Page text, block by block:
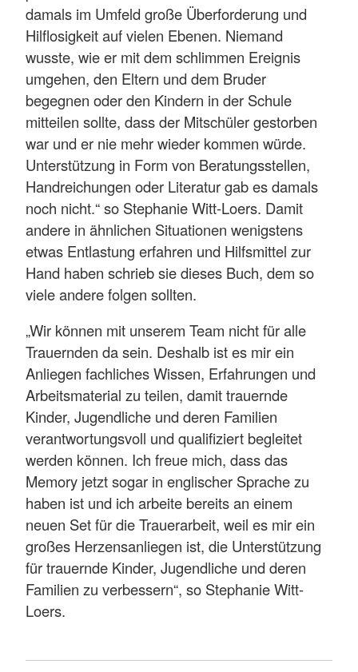
damals im Umfeld große Überforderung und
Hilflosigkeit auf vielen Ebenen. Niemand
wusste, wie er mit dem schlimmen Ereignis
umgehen, den Eltern und dem Bruder
begegnen oder den Kindern in der Schule
mitteilen sollte, dass der Mitschüler gestorben
war und er nie mehr wieder kommen würde.
Unterstützung in Form von Beratungsstellen,
Handreichungen oder Literatur gab es damals
noch nicht.“ so Stephanie Witt-Loers. Damit
andere in ähnlichen Situationen wenigstens
etwas Entlastung erfahren und Hilfsmittel zur
Hand haben schrieb sie dieses Buch, dem so
viele andere folgen sollten.
„Wir können mit unserem Team nicht für alle
Trauernden da sein. Deshalb ist es mir ein
Anliegen fachliches Wissen, Erfahrungen und
Arbeitsmaterial zu teilen, damit trauernde
Kinder, Jugendliche und deren Familien
verantwortungsvoll und qualifiziert begleitet
werden können. Ich freue mich, dass das
Memory jetzt sogar in englischer Sprache zu
haben ist und ich arbeite bereits an einem
neuen Set für die Trauerarbeit, weil es mir ein
großes Herzensanliegen ist, die Unterstützung
für trauernde Kinder, Jugendliche und deren
Familien zu verbessern“, so Stephanie Witt-
Loers.